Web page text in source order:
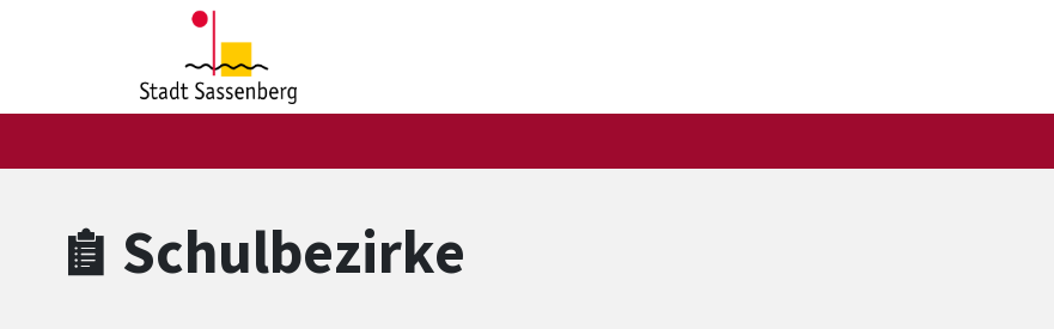
Zum Header
Zum Hauptinhalt
Zum Footer
Zum Hauptinhalt springen
Schulbezirke